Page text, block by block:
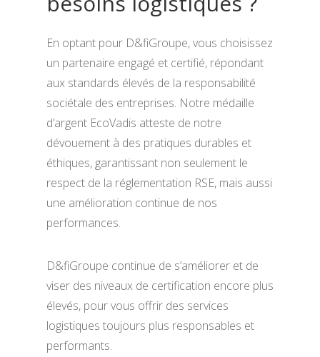
En optant pour D&fiGroupe, vous choisissez
un partenaire engagé et certifié, répondant
aux standards élevés de la responsabilité
sociétale des entreprises. Notre médaille
d’argent EcoVadis atteste de notre
dévouement à des pratiques durables et
éthiques, garantissant non seulement le
respect de la réglementation RSE, mais aussi
une amélioration continue de nos
performances.
D&fiGroupe continue de s’améliorer et de
viser des niveaux de certification encore plus
élevés, pour vous offrir des services
logistiques toujours plus responsables et
performants.